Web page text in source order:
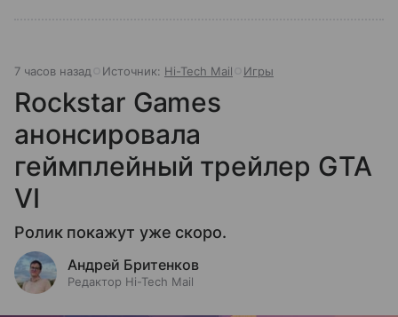
7 часов назад Источник: Hi-Tech Mail Игры
Rockstar Games
анонсировала
геймплейный трейлер GTA
VI
Ролик покажут уже скоро.
Андрей Бритенков
Редактор Hi-Tech Mail